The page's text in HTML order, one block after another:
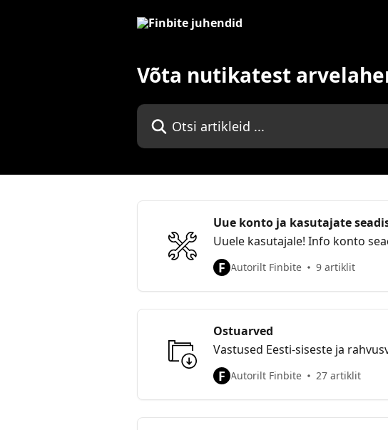
Võta nutikatest
Otsi artikleid ...
Uue konto ja kasutajate
Uuele kasutajale! Info konto
F Autorilt Finbite 9 artiklit
Ostuarved
Vastused Eesti-siseste ja
F Autorilt Finbite 27 artiklit